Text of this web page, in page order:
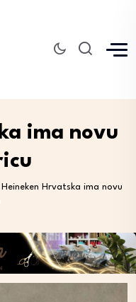
ima novu
Heineken Hrvatska ima novu